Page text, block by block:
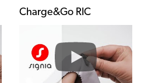
Charge&Go RIC